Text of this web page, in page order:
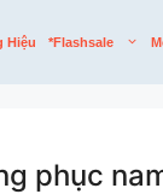
Hiệu *flashsale
phục